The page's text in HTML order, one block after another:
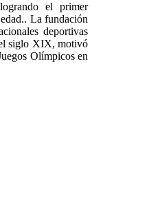
el primer
La fundación
deportivas
siglo XIX, motivó
Olímpicos en